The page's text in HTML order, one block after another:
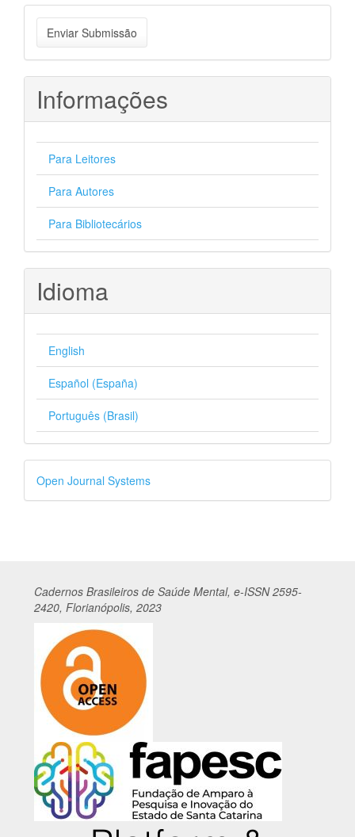
Enviar
Submissão
Enviar Submissão
Informações
Para Leitores
Para Autores
Para Bibliotecários
Idioma
English
Español (España)
Português (Brasil)
Desenvolvido
por
Open Journal Systems
Cadernos Brasileiros de Saúde Mental, e-ISSN 2595-
2420, Florianópolis, 2023